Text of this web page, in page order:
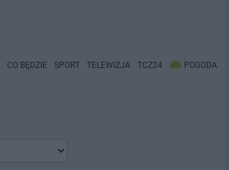
CO BĘDZIE SPORT TELEWIZJA TCZ24 POGODA